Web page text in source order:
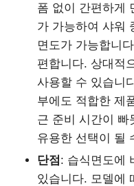
폼 없이 간편하게
가 가능하여 샤워
면도가 가능합니
편합니다. 상대적
사용할 수 있습니
부에도 적합한 제
근 준비 시간이 빠
유용한 선택이 될
단점 : 습식면도에
있습니다. 모델에